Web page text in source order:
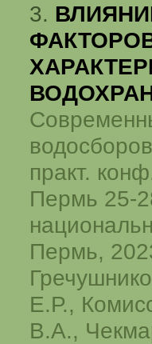
3.
практ.
Пермь 25-
Пермь,
Е.Р.,
В.А.,